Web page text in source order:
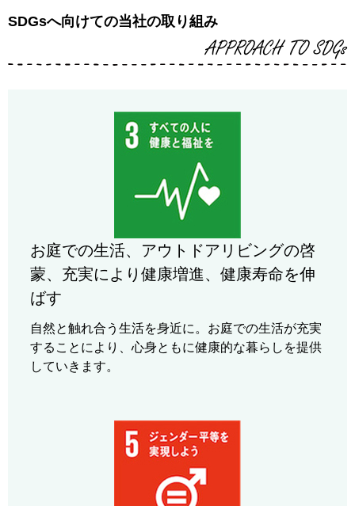
SDGsへ向けての当社の取り組み
APPROACH TO SDGs
お庭での生活、アウトドアリビングの啓
蒙、充実により健康増進、健康寿命を伸
ばす
自然と触れ合う生活を身近に。お庭での生活が充実
することにより、心身ともに健康的な暮らしを提供
していきます。